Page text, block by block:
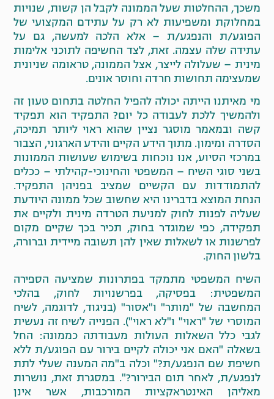
משכך, ההחלטות שעל הממונה לקבל הן קשות, שנויות
במחלוקת ומשפיעות לא רק על עתידם המקצועי של
הפוגע/ת והנפגע/ת – אלא הלכה למעשה, גם על
עתידה שלה עצמה. זאת, לצד החשיפה לתוכני אלימות
מינית – שעלולה לייצר, אצל הממונה, טראומה שניונית
שמעצימה תחושות חרדה וחוסר אונים.
מי מאיתנו הייתה יכולה להפיל החלטה בתחום טעון זה
ולהמשיך ללכת לעבודה כל יום? התפקיד הוא תפקיד
קשה ובמאמר מוסגר נציין שהוא ראוי ליותר תמיכה,
הסדרה ומימון. מתוך הידע הקיים והידע הארגוני, הצבור
במרכזי הסיוע, אנו נוכחות בשימוש שעושות הממונות
בשני סוגי השיח – המשפטי והחינוכי-קהילתי – ככלים
להתמודדות עם הקשיים שמציב בפניהן התפקיד.
הנחת המוצא בדברינו היא שחשוב שכל ממונה היודעת
שעליה לפנות לחוק למניעת הטרדה מינית ולקיים את
תפקידה, כפי שמוגדר בחוק, תכיר בכך שקיים מקום
לפרשנות או לשאלות שאין להן תשובה מיידית וברורה,
בלשון החוק.
השיח המשפטי מתמקד בפתרונות שמציעה הספירה
המשפטית: בפסיקה, בפרשנויות לחוק, בהלכי
המחשבה של "מותר" ו"אסור" (בניגוד, לדוגמה, לשיח
המוסרי של "ראוי" ו"לא ראוי"). הפנייה לשיח זה נעשית
לגבי כלל השאלות העולות מעבודתה כממונה: החל
בשאלה "האם אני יכולה לקיים בירור עם הפוגע/ת ללא
חשיפת שם הנפגע/ת?" וכלה ב"מה המענה שעלי לתת
לנפגע/ת, לאחר תום הבירור?". במסגרת זאת, נושרות
מאליהן האינטראקציות המורכבות, אשר אינן